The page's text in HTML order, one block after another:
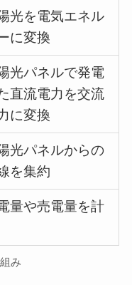
光を電気エネル
に変換
光パネルで発電
直流電力を交流
に変換
光パネルからの
を集約
量や売電量を計
み